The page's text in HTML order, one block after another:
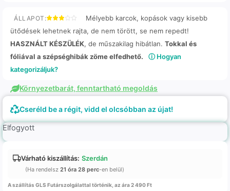
ÁLLAPOT:
Mélyebb karcok, kopások vagy kisebb
ütődések lehetnek rajta, de nem törött, se nem repedt!
HASZNÁLT KÉSZÜLÉK, de műszakilag hibátlan. Tokkal és
fóliával a szépséghibák zöme elfedhető.
ⓘ Hogyan
kategorizáljuk?
Környezetbarát, fenntartható megoldás
Cseréld be a régit, vidd el olcsóbban az újat!
Elfogyott
Várható kiszállítás: Szerdán
(Ha rendelsz 21 óra 28 perc-en belül)
A szállítás GLS Futárszolgálattal történik, az ára 2 490 Ft